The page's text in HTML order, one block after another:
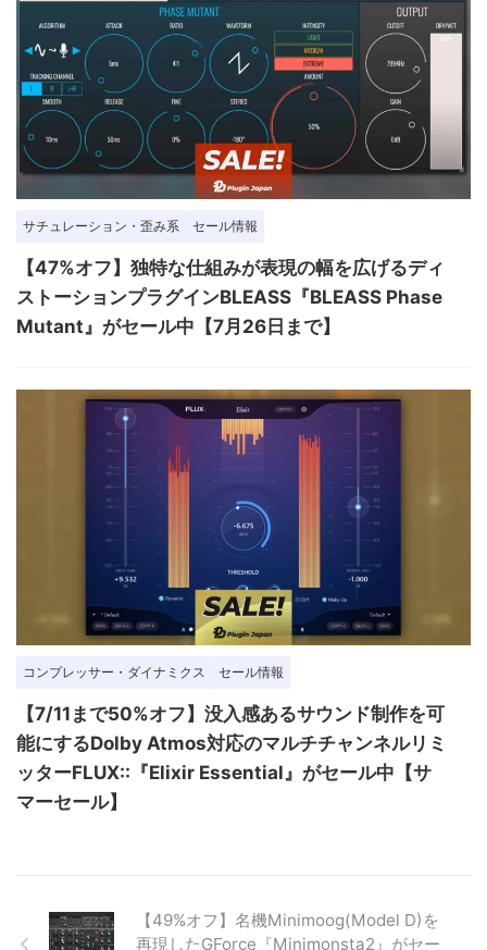
サチュレーション・歪み系 セール情報
【47%オフ】独特な仕組みが表現の幅を広げるディ
ストーションプラグインBLEASS『BLEASS Phase
Mutant』がセール中【7月26日まで】
コンプレッサー・ダイナミクス セール情報
【7/11まで50%オフ】没入感あるサウンド制作を可
能にするDolby Atmos対応のマルチチャンネルリミ
ッターFLUX::『Elixir Essential』がセール中【サ
マーセール】
【49%オフ】名機Minimoog(Model D)を
再現したGForce『Minimonsta2』がセー